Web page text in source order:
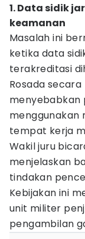
1. Data sidik
keamanan
Masalah ini
ketika data
terakreditasi
Rosada
menyebabkan
menggunakan
tempat kerja
Wakil juru
menjelaskan
tindakan
Kebijakan ini
unit militer
pengambilan